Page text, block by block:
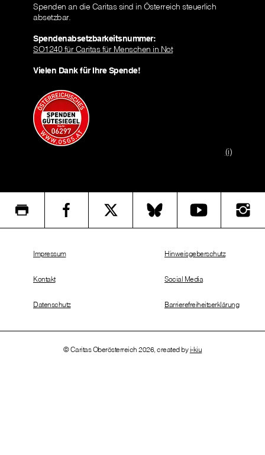
Spenden an die Caritas sind in Österreich steuerlich
absetzbar.
Spendenabsetzbarkeitsnummer:
SO1240 für Caritas für Menschen in Not
Vielen Dank für Ihre Spende!
(i)
© Caritas Oberösterreich 2026, created by i-kiu
Impressum
Kontakt
Datenschutz
Hinweisgeberschutz
Social Media
Barrierefreiheitserklärung